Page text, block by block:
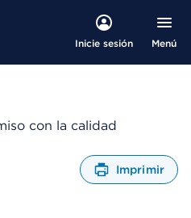
Inicie sesión Menú
con la calidad
Imprimir
A